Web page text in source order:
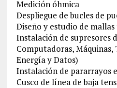
Medición óhmica
Despliegue de bucles de
Diseño y estudio de
Instalación de supresores
Computadoras, Máquinas,
Energía y Datos)
Instalación de pararrayos
Cusco de línea de baja